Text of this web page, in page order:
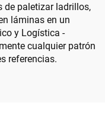
de paletizar ladrillos,
láminas en un
y Logística -
cualquier patrón
referencias.